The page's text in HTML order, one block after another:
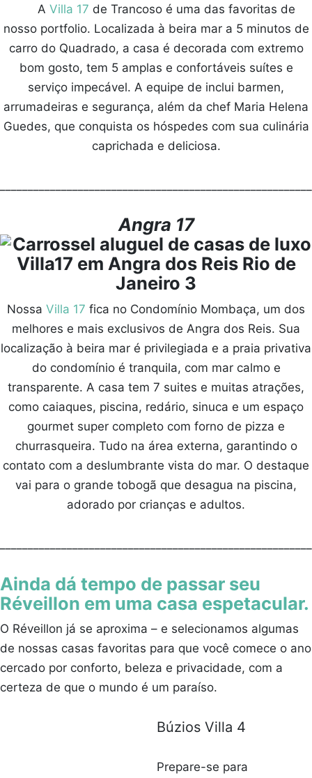
A Villa 17 de Trancoso é uma das favoritas de
nosso portfolio. Localizada à beira mar a 5 minutos de
carro do Quadrado, a casa é decorada com extremo
bom gosto, tem 5 amplas e confortáveis suítes e
serviço impecável. A equipe de inclui barmen,
arrumadeiras e segurança, além da chef Maria Helena
Guedes, que conquista os hóspedes com sua culinária
caprichada e deliciosa.
Angra 17
Nossa Villa 17 fica no Condomínio Mombaça, um dos
melhores e mais exclusivos de Angra dos Reis. Sua
localização à beira mar é privilegiada e a praia privativa
do condomínio é tranquila, com mar calmo e
transparente. A casa tem 7 suites e muitas atrações,
como caiaques, piscina, redário, sinuca e um espaço
gourmet super completo com forno de pizza e
churrasqueira. Tudo na área externa, garantindo o
contato com a deslumbrante vista do mar. O destaque
vai para o grande tobogã que desagua na piscina,
adorado por crianças e adultos.
Ainda dá tempo de passar seu
Réveillon em uma casa espetacular.
O Réveillon já se aproxima – e selecionamos algumas
de nossas casas favoritas para que você comece o ano
cercado por conforto, beleza e privacidade, com a
certeza de que o mundo é um paraíso.
Búzios Villa 4
Prepare-se para